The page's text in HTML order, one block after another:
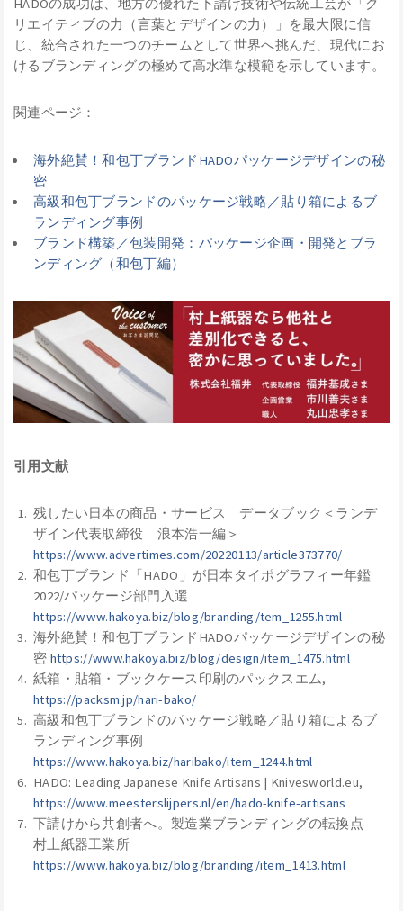
HADOの成功は、地方の優れた下請け技術や伝統工芸が「ク
リエイティブの力（言葉とデザインの力）」を最大限に信
じ、統合された一つのチームとして世界へ挑んだ、現代にお
けるブランディングの極めて高水準な模範を示しています。
関連ページ：
海外絶賛！和包丁ブランドHADOパッケージデザインの秘
密
高級和包丁ブランドのパッケージ戦略／貼り箱によるブ
ランディング事例
ブランド構築／包装開発：パッケージ企画・開発とブラ
ンディング（和包丁編）
引用文献
残したい日本の商品・サービス データブック＜ランデ
ザイン代表取締役 浪本浩一編＞
https://www.advertimes.com/20220113/article373770/
和包丁ブランド「HADO」が日本タイポグラフィー年鑑
2022/パッケージ部門入選
https://www.hakoya.biz/blog/branding/tem_1255.html
海外絶賛！和包丁ブランドHADOパッケージデザインの秘
密 https://www.hakoya.biz/blog/design/item_1475.html
紙箱・貼箱・ブックケース印刷のパックスエム,
https://packsm.jp/hari-bako/
高級和包丁ブランドのパッケージ戦略／貼り箱によるブ
ランディング事例
https://www.hakoya.biz/haribako/item_1244.html
HADO: Leading Japanese Knife Artisans | Knivesworld.eu,
https://www.meesterslijpers.nl/en/hado-knife-artisans
下請けから共創者へ。製造業ブランディングの転換点 –
村上紙器工業所
https://www.hakoya.biz/blog/branding/item_1413.html